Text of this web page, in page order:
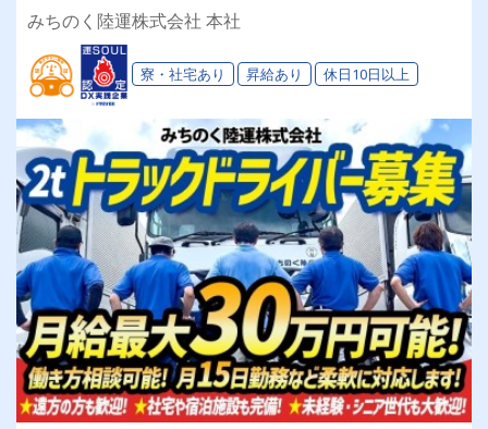
みちのく陸運株式会社 本社
寮・社宅あり 昇給あり 休日10日以上